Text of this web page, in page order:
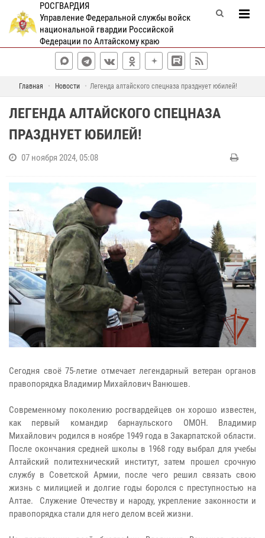
РОСГВАРДИЯ
Управление Федеральной службы войск
национальной гвардии Российской
Федерации по Алтайскому краю
Главная Новости Легенда алтайского спецназа празднует юбилей!
ЛЕГЕНДА АЛТАЙСКОГО СПЕЦНАЗА
ПРАЗДНУЕТ ЮБИЛЕЙ!
07 ноября 2024, 05:08
Сегодня своё 75-летие отмечает легендарный ветеран органов
правопорядка Владимир Михайлович Ванюшев.
Современному поколению росгвардейцев он хорошо известен,
как первый командир барнаульского ОМОН. Владимир
Михайлович родился в ноябре 1949 года в Закарпатской области.
После окончания средней школы в 1968 году выбрал для учебы
Алтайский политехнический институт, затем прошел срочную
службу в Советской Армии, после чего решил связать свою
жизнь с милицией и долгие годы боролся с преступностью на
Алтае. Служение Отечеству и народу, укрепление законности и
правопорядка стали для него делом всей жизни.